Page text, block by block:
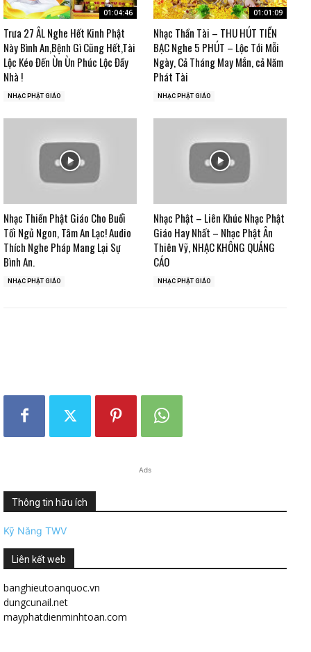
01:04:46
Trưa 27 ÂL Nghe Hết Kinh Phật
Này Bình An,Bệnh Gì Cũng Hết,Tài
Lộc Kéo Đến Ùn Ùn Phúc Lộc Đầy
Nhà !
NHẠC PHẬT GIÁO
01:01:09
Nhạc Thần Tài – THU HÚT TIỀN
BẠC Nghe 5 PHÚT – Lộc Tới Mỗi
Ngày, Cả Tháng May Mắn, cả Năm
Phát Tài
NHẠC PHẬT GIÁO
Nhạc Thiền Phật Giáo Cho Buổi
Tối Ngủ Ngon, Tâm An Lạc! Audio
Thích Nghe Pháp Mang Lại Sự
Bình An.
NHẠC PHẬT GIÁO
Nhạc Phật – Liên Khúc Nhạc Phật
Giáo Hay Nhất – Nhạc Phật Ân
Thiên Vỹ, NHẠC KHÔNG QUẢNG
CÁO
NHẠC PHẬT GIÁO
Ads
Thông tin hữu ích
Kỹ Năng TWV
Liên kết web
banghieutoanquoc.vn
dungcunail.net
mayphatdienminhtoan.com